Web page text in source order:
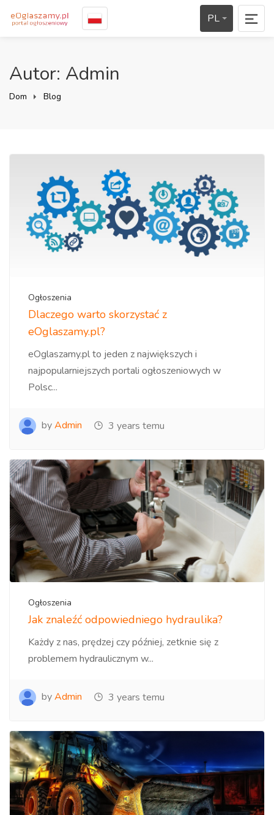
PL
Autor: Admin
Dom Blog
Ogłoszenia
Dlaczego warto skorzystać z
eOglaszamy.pl?
eOglaszamy.pl to jeden z największych i
najpopularniejszych portali ogłoszeniowych w
Polsc...
byAdmin 3 years temu
Ogłoszenia
Jak znaleźć odpowiedniego hydraulika?
Każdy z nas, prędzej czy później, zetknie się z
problemem hydraulicznym w...
byAdmin 3 years temu